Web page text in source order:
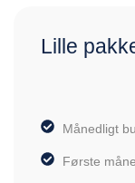
Lille
Månedligt
Første